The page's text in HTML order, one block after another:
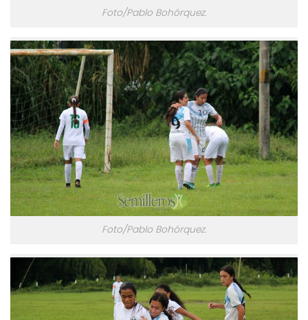
Foto/Pablo Bohórquez.
Foto/Pablo Bohórquez.